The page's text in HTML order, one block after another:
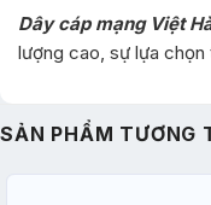
Dây cáp mạng Việt
lượng cao, sự lựa
SẢN PHẨM TƯƠNG